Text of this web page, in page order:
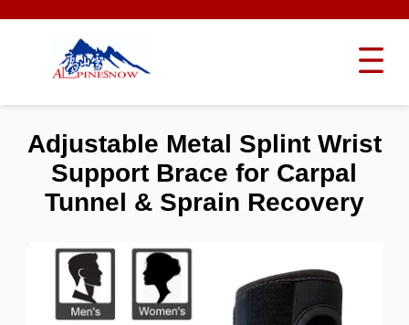
Adjustable Metal Splint Wrist
Support Brace for Carpal
Tunnel & Sprain Recovery